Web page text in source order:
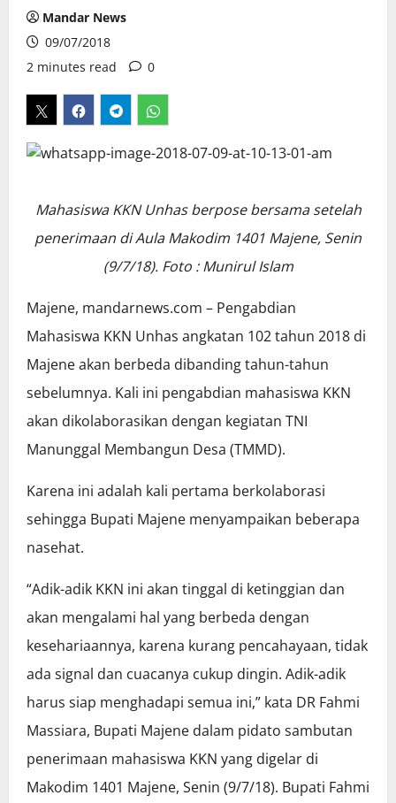
Mandar News
09/07/2018
2 minutes read
0
Mahasiswa KKN Unhas berpose bersama setelah
penerimaan di Aula Makodim 1401 Majene, Senin
(9/7/18). Foto : Munirul Islam
Majene, mandarnews.com – Pengabdian
Mahasiswa KKN Unhas angkatan 102 tahun 2018 di
Majene akan berbeda dibanding tahun-tahun
sebelumnya. Kali ini pengabdian mahasiswa KKN
akan dikolaborasikan dengan kegiatan TNI
Manunggal Membangun Desa (TMMD).
Karena ini adalah kali pertama berkolaborasi
sehingga Bupati Majene menyampaikan beberapa
nasehat.
“Adik-adik KKN ini akan tinggal di ketinggian dan
akan mengalami hal yang berbeda dengan
kesehariaannya, karena kurang pencahayaan, tidak
ada signal dan cuacanya cukup dingin. Adik-adik
harus siap menghadapi semua ini,” kata DR Fahmi
Massiara, Bupati Majene dalam pidato sambutan
penerimaan mahasiswa KKN yang digelar di
Makodim 1401 Majene, Senin (9/7/18). Bupati Fahmi